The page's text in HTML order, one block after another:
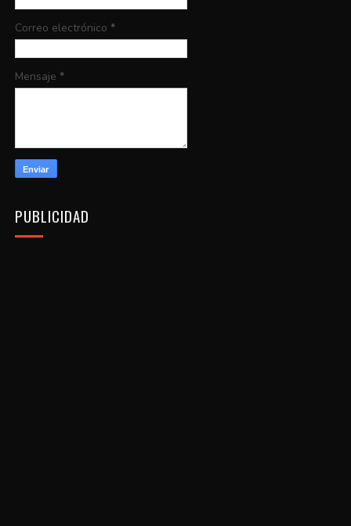
Correo electrónico *
Mensaje *
PUBLICIDAD